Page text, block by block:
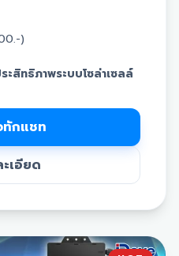
)
สิทธิภาพระบบโซล่าเซลล์
ลังงานประสิทธิภาพสูง
ผลิตแบบ "รายแผง" ได้จาก
ทักแชท
เอียด